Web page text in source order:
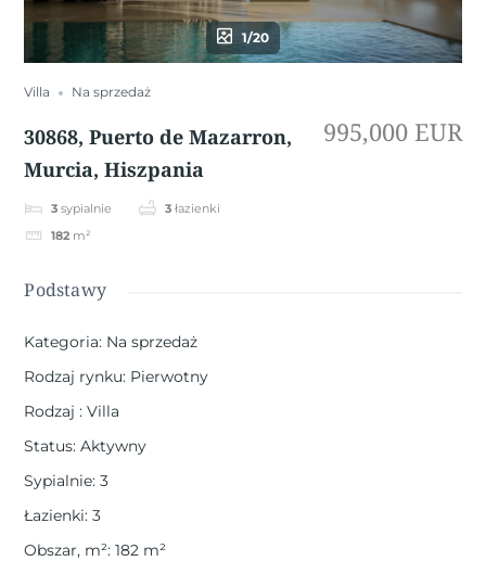
1/20
Villa Na sprzedaż
30868, Puerto de Mazarron,
Murcia, Hiszpania
3 sypialnie 3 łazienki
182 m²
995,000 EUR
Podstawy
Kategoria: Na sprzedaż
Rodzaj rynku: Pierwotny
Rodzaj: Villa
Status: Aktywny
Sypialnie: 3
Łazienki: 3
Obszar, m²: 182 m²